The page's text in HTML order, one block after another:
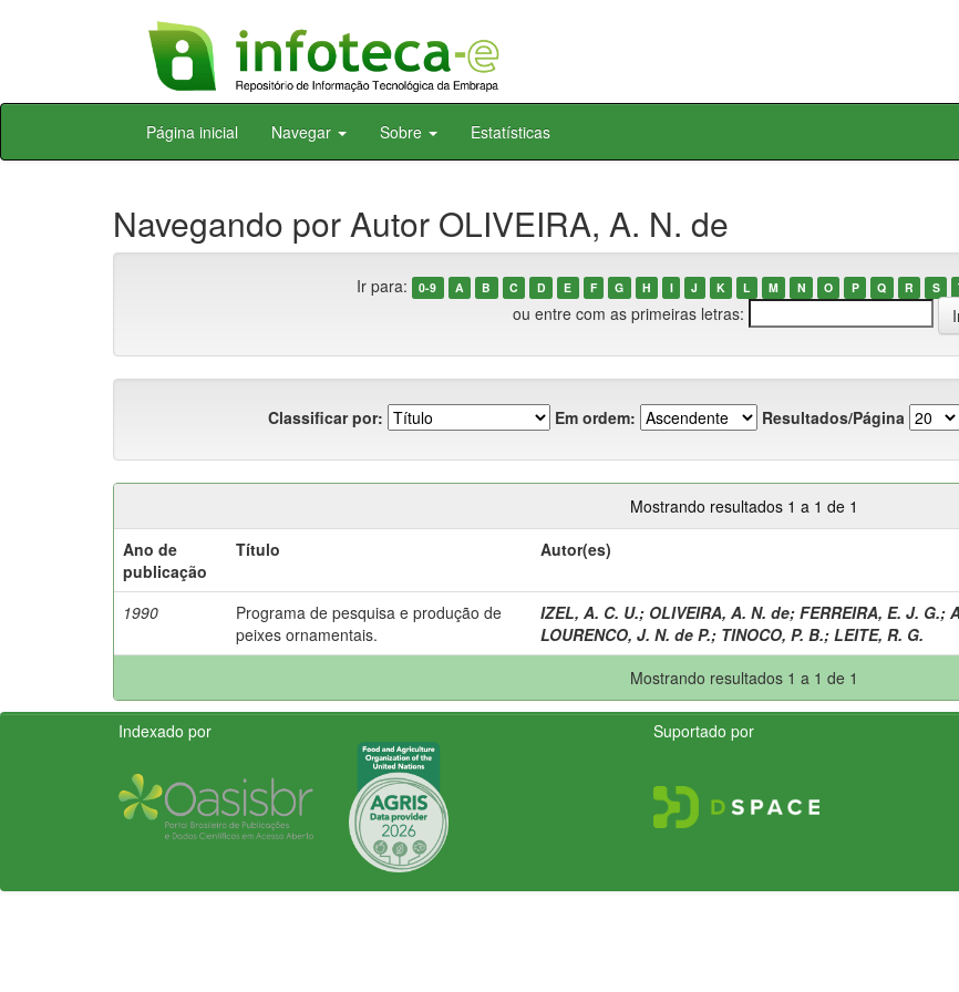
Skip
Página inicial Navegar Sobre Estatísticas
Navegando por Autor OLIVEIRA, A. N. de
Ir para: 0-9 A B C D E F G H I J K L M N O P Q R S
ou entre com as primeiras letras:
Classificar por: Em ordem: Resultados/Página
Mostrando resultados 1 a 1 de 1
Ano de
publicação
Título Autor(es)
1990
Programa de pesquisa e produção de
peixes ornamentais.
IZEL, A. C. U.; OLIVEIRA, A. N. de; FERREIRA, E. J. G.;
LOURENCO, J. N. de P.; TINOCO, P. B.; LEITE, R. G.
Mostrando resultados 1 a 1 de 1
Indexado por Suportado por